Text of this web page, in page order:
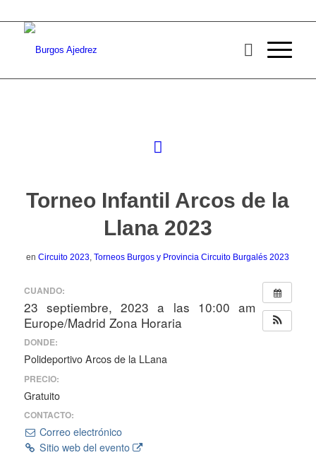
Torneo Infantil Arcos de la
Llana 2023
enCircuito 2023,Torneos Burgos y Provincia Circuito Burgalés 2023
CUANDO:
23 septiembre, 2023 a las 10:00 am
Europe/Madrid Zona Horaria
DONDE:
Polideportivo Arcos de la LLana
PRECIO:
Gratuito
CONTACTO:
Correo electrónico
Sitio web del evento